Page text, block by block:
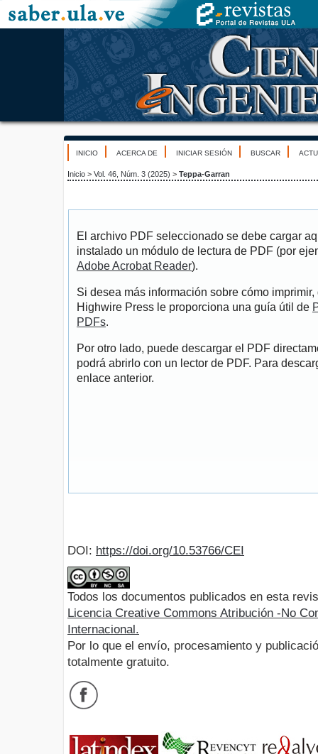
INICIO ACERCA DE INICIAR SESIÓN BUSCAR
Inicio > Vol. 46, Núm. 3 (2025) > Teppa-Garran
El archivo PDF seleccionado se debe cargar
instalado un módulo de lectura de PDF (por
Adobe Acrobat Reader).
Si desea más información sobre cómo
Highwire Press le proporciona una guía útil de
PDFs.
Por otro lado, puede descargar el PDF
podrá abrirlo con un lector de PDF. Para
enlace anterior.
DOI: https://doi.org/10.53766/CEI
Todos los documentos publicados en esta
Licencia Creative Commons Atribución -No
Internacional.
Por lo que el envío, procesamiento y
totalmente gratuito.